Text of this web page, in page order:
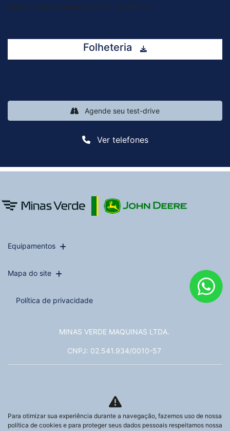
esteira para as esteiras de 91,4 cm (36 in.).
Folheteria
Ver telefones
Agende seu test-drive
Equipamentos
Mapa do site
Política de privacidade
MINAS VERDE MAQUINAS LTDA.
CNPJ: 02.541.934/0010-57
No trânsito, enxergar o outro
Para otimizar sua experiência durante a navegação, fazemos uso de nossa
política de cookies e para proteger seus dados pessoais respeitamos nossa